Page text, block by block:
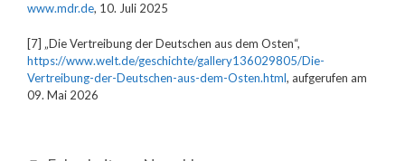
www.mdr.de, 10. Juli 2025
[7] „Die Vertreibung der Deutschen aus dem Osten“,
https://www.welt.de/geschichte/gallery136029805/Die-
Vertreibung-der-Deutschen-aus-dem-Osten.html, aufgerufen am
09. Mai 2026